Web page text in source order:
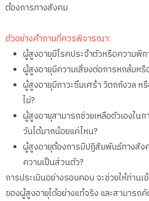
ต้องการทางสังคม
ตัวอย่างคำถามที่ควรพิจารณา:
ผู้สูงอายุมีโรคประจำตัวหรือความพิก
ผู้สูงอายุมีความเสี่ยงต่อการหกล้มหรื
ผู้สูงอายุมีภาวะซึมเศร้า วิตกกังวล ห
ไม่?
ผู้สูงอายุสามารถช่วยเหลือตัวเองใน
วันได้มากน้อยแค่ไหน?
ผู้สูงอายุต้องการมีปฏิสัมพันธ์ทางสัง
ความเป็นส่วนตัว?
การประเมินอย่างรอบคอบ จะช่วยให้ท่านเ
ของผู้สูงอายุได้อย่างแท้จริง และสามารถ